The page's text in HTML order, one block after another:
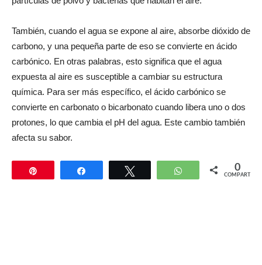
También, cuando el agua se expone al aire, absorbe dióxido de
carbono, y una pequeña parte de eso se convierte en ácido
carbónico. En otras palabras, esto significa que el agua
expuesta al aire es susceptible a cambiar su estructura
química. Para ser más específico, el ácido carbónico se
convierte en carbonato o bicarbonato cuando libera uno o dos
protones, lo que cambia el pH del agua. Este cambio también
afecta su sabor.
Compartir WhatsApp 0
COMPARTIR